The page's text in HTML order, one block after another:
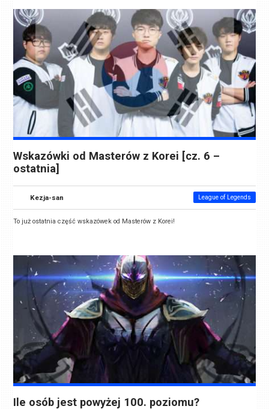
Wskazówki od Masterów z Korei [cz. 6 –
ostatnia]
Kezja-san League of Legends
To już ostatnia część wskazówek od Masterów z Korei!
Ile osób jest powyżej 100. poziomu?